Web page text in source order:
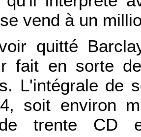
vend à un
quitté
fait en sorte
L'intégrale de
soit environ
trente CD